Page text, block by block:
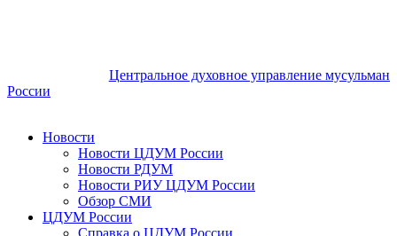
Центральное духовное управление мусульман
России
Новости
Новости ЦДУМ России
Новости РДУМ
Новости РИУ ЦДУМ России
Обзор СМИ
ЦДУМ России
Справка о ЦДУМ России